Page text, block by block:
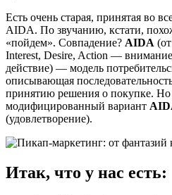
Есть очень старая, принятая во
AIDA. По звучанию, кстати,
«пойдем». Совпадение? AIDA
Interest, Desire, Action —
действие) — модель
описывающая
принятию решения о покупке. Но
модифицированный вариант
(удовлетворение).
Итак, что у нас есть: